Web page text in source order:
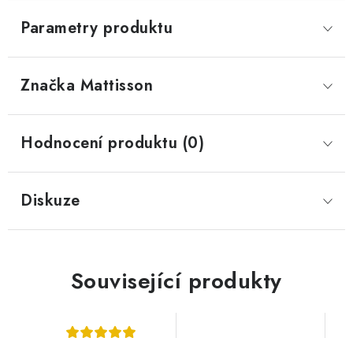
Parametry produktu
Značka Mattisson
Hodnocení produktu (0)
Diskuze
Související produkty